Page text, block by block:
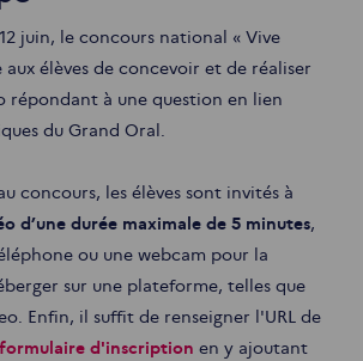
juin, le concours national « Vive
aux élèves de concevoir et de réaliser
répondant à une question en lien
du Grand Oral.
concours, les élèves sont invités à
d’une durée maximale de 5 minutes,
ou une webcam pour la
sur une plateforme, telles que
Enfin, il suffit de renseigner l'URL de
formulaire d'inscription en y ajoutant